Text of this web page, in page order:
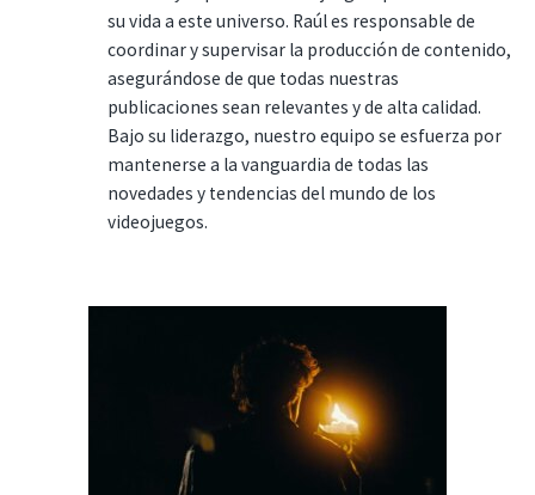
su vida a este universo. Raúl es responsable de
coordinar y supervisar la producción de contenido,
asegurándose de que todas nuestras
publicaciones sean relevantes y de alta calidad.
Bajo su liderazgo, nuestro equipo se esfuerza por
mantenerse a la vanguardia de todas las
novedades y tendencias del mundo de los
videojuegos.